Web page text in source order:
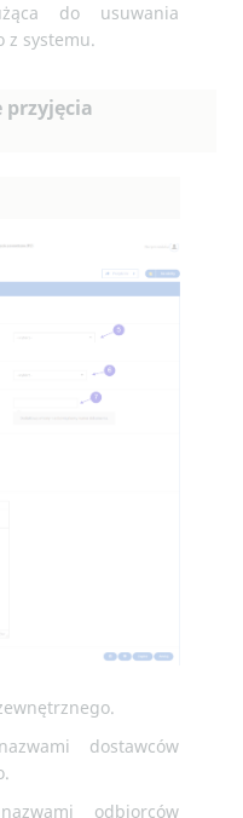
do usuwania
z systemu.
przyjęcia
dostawców
odbiorców